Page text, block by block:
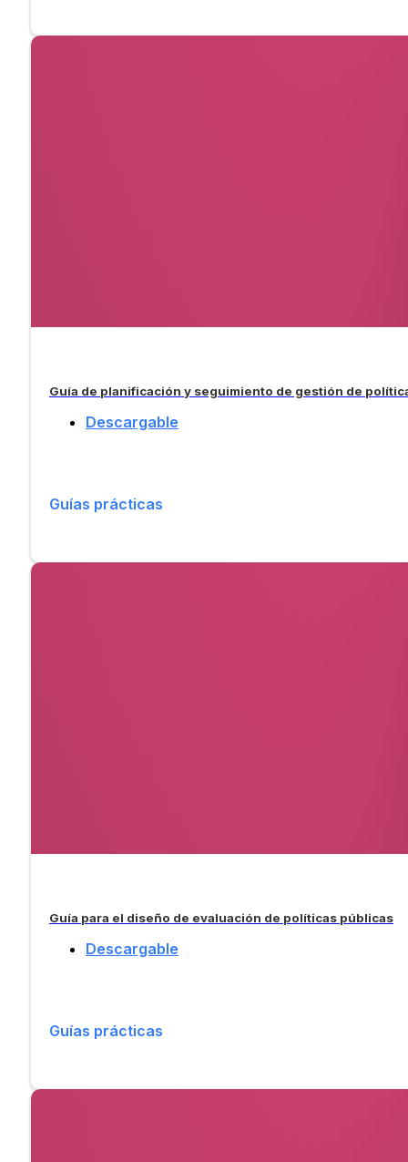
Guía de planificación y seguimiento de gestión de
Descargable
Guías prácticas
Guía para el diseño de evaluación de políticas públicas
Descargable
Guías prácticas